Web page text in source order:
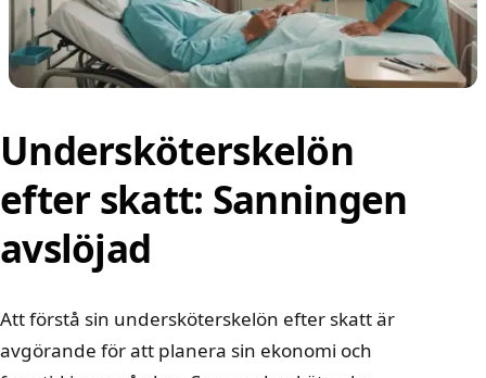
Undersköterskelön
efter skatt: Sanningen
avslöjad
Att förstå sin undersköterskelön efter skatt är
avgörande för att planera sin ekonomi och